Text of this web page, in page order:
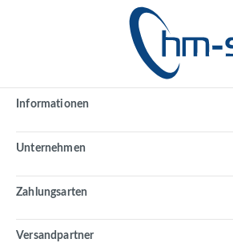
Informationen
Unternehmen
Zahlungsarten
Versandpartner